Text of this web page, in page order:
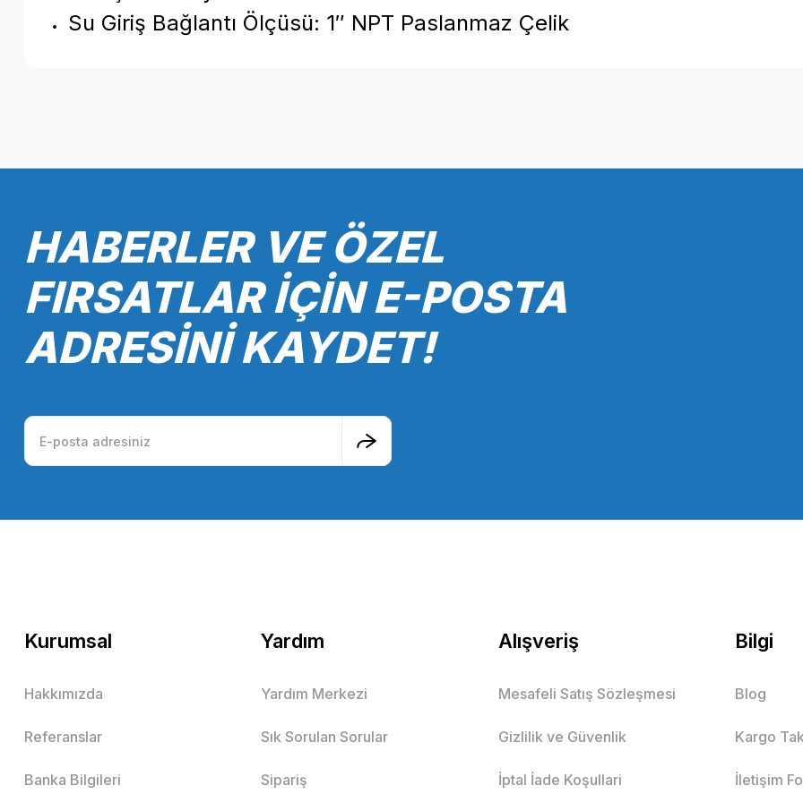
Su Giriş Bağlantı Ölçüsü: 1″ NPT Paslanmaz Çelik
Ürün resmi kalitesiz, bozuk veya görüntülenemiyor.
Ürün fiyatı diğer sitelerden daha pahalı.
HABERLER VE ÖZEL
FIRSATLAR İÇİN E-POSTA
ADRESİNİ KAYDET!
Kurumsal
Hakkımızda
Referanslar
Banka Bilgileri
Yardım
Yardım Merkezi
Sık Sorulan Sorular
Sipariş
Alışveriş
Mesafeli Satış Sözleşmesi
Gizlilik ve Güvenlik
İptal İade Koşullari
Bilgi
Blog
Kargo
İletişim